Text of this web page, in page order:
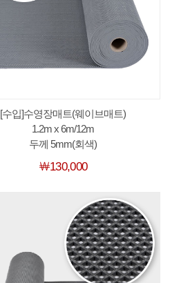
[수입]수영장매트(웨이브매트)
1.2m x 6m/12m
두께 5mm(회색)
￦130,000